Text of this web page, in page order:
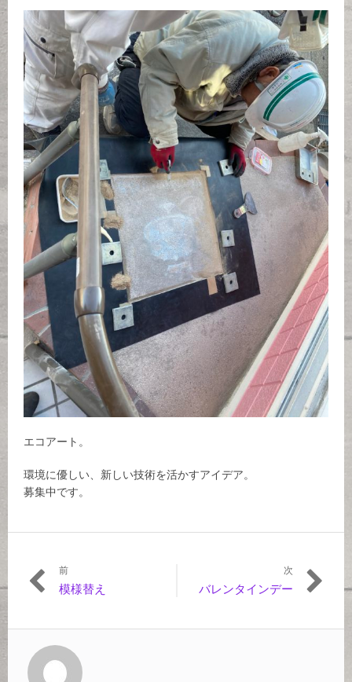
エコアート。
環境に優しい、新しい技術を活かすアイデア。
募集中です。
投
ナ
ビ
ゲ
前
前
事:
模様替え
次
事:
バレンタインデー